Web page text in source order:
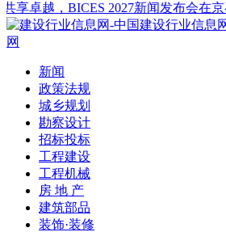
越，BICES 2027新闻发布会在京召开
新闻
政策法规
城乡规划
勘察设计
招标投标
工程建设
工程机械
房 地 产
建筑部品
装饰·装修